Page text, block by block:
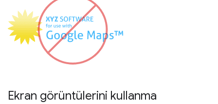
Ekran görüntülerini kullanma